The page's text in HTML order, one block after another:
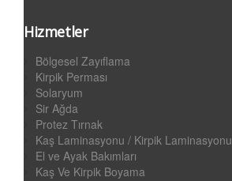
Hizmetler
Bölgesel Zayıflama
Kirpik Perması
Solaryum
Sir Ağda
Protez Tırnak
Kaş Laminasyonu / Kirpik Laminasyonu
El ve Ayak Bakımları
Kaş Ve Kirpik Boyama